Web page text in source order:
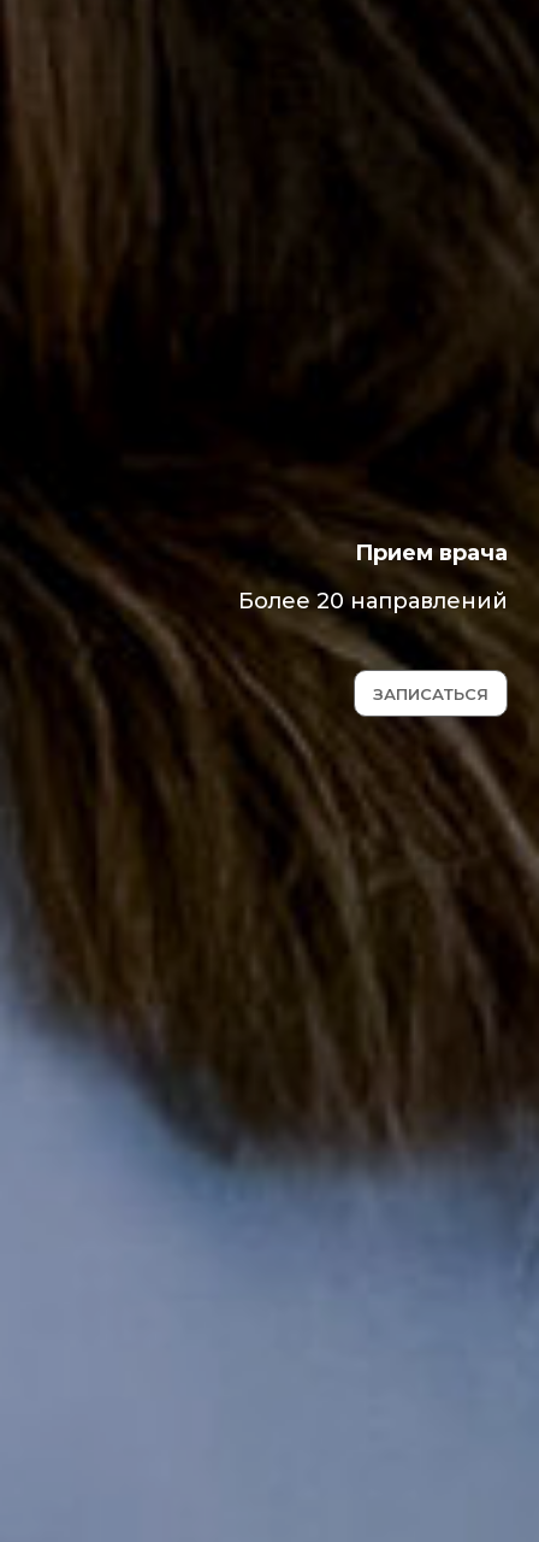
Прием врача
Более 20 направлений
ЗАПИСАТЬСЯ